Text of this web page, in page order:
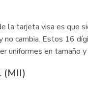
la tarjeta visa es que
cambia. Estos 16
uniformes en tamaño y
(MII)